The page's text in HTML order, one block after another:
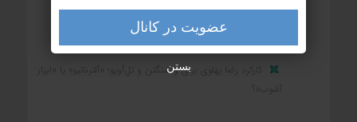
ریشه یک واژه؛ چرا نام «خاورمیانه» استعماری است؟
کارکرد رضا پهلوی برای واشنگتن و تل‌آویو؛ «آلترناتیو» یا «ابزار
عضویت در کانال
بستن